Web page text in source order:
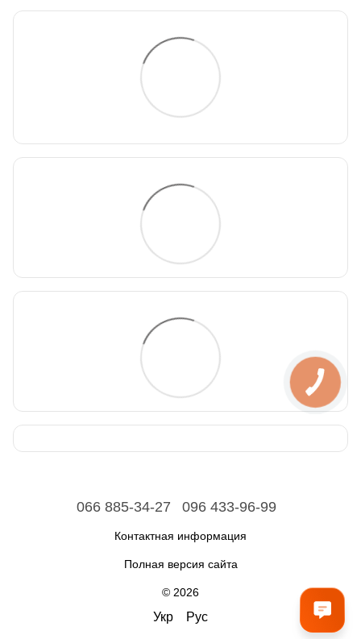
066 885-34-27 096 433-96-99
Контактная информация
Полная версия сайта
© 2026
Укр Рус